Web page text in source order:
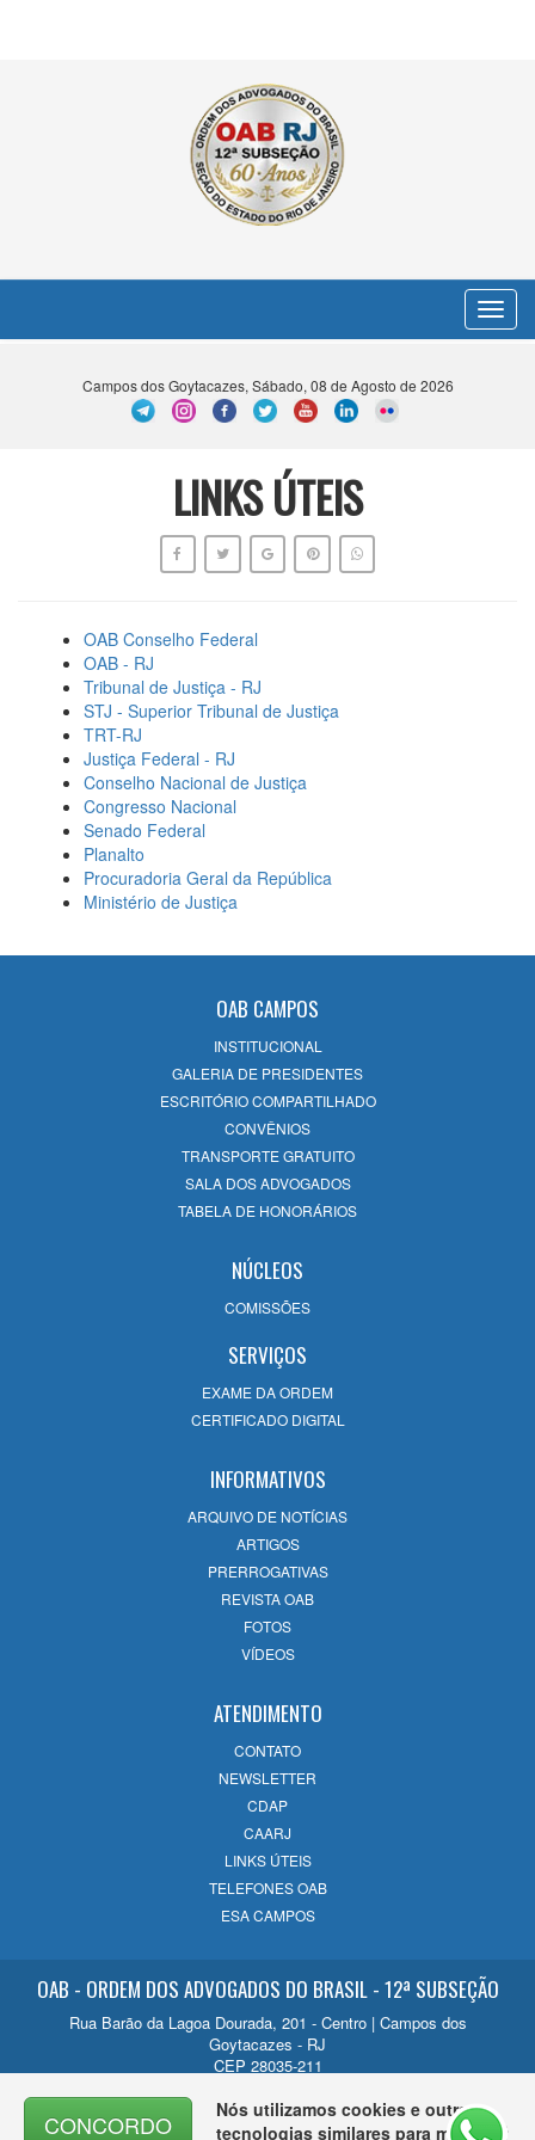
Toggle
Campos dos Goytacazes, Sábado, 08 de Agosto de 2026
LINKS ÚTEIS
OAB Conselho Federal
OAB - RJ
Tribunal de Justiça - RJ
STJ - Superior Tribunal de Justiça
TRT-RJ
Justiça Federal - RJ
Conselho Nacional de Justiça
Congresso Nacional
Senado Federal
Planalto
Procuradoria Geral da República
Ministério de Justiça
OAB CAMPOS
INSTITUCIONAL
GALERIA DE PRESIDENTES
ESCRITÓRIO COMPARTILHADO
CONVÊNIOS
TRANSPORTE GRATUITO
SALA DOS ADVOGADOS
TABELA DE HONORÁRIOS
NÚCLEOS
COMISSÕES
SERVIÇOS
EXAME DA ORDEM
CERTIFICADO DIGITAL
INFORMATIVOS
ARQUIVO DE NOTÍCIAS
ARTIGOS
PRERROGATIVAS
REVISTA OAB
FOTOS
VÍDEOS
ATENDIMENTO
CONTATO
NEWSLETTER
CDAP
CAARJ
LINKS ÚTEIS
TELEFONES OAB
ESA CAMPOS
OAB - ORDEM DOS ADVOGADOS DO BRASIL - 12ª SUBSEÇÃO
Rua Barão da Lagoa Dourada, 201 - Centro | Campos dos
Goytacazes - RJ
CEP 28035-211
(22) 2726-1200
CONCORDO
Nós utilizamos cookies e outras
tecnologias similares para melhorar